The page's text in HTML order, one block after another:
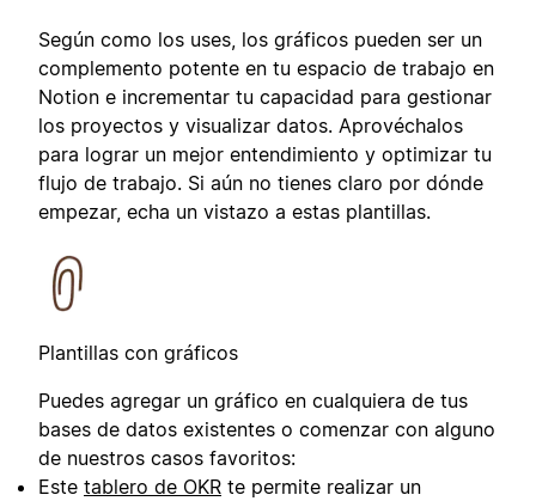
Según como los uses, los gráficos pueden ser un
complemento potente en tu espacio de trabajo en
Notion e incrementar tu capacidad para gestionar
los proyectos y visualizar datos. Aprovéchalos
para lograr un mejor entendimiento y optimizar tu
flujo de trabajo. Si aún no tienes claro por dónde
empezar, echa un vistazo a estas plantillas.
Plantillas con gráficos
Puedes agregar un gráfico en cualquiera de tus
bases de datos existentes o comenzar con alguno
de nuestros casos favoritos:
Este tablero de OKR te permite realizar un